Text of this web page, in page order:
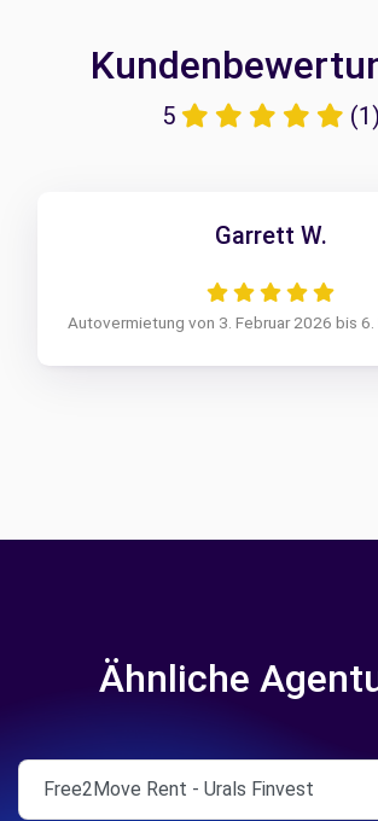
5 (1)
Garrett W.
Autovermietung von 3. Februar 2026 bis 6.
Ähnliche
Free2Move Rent - Urals Finvest